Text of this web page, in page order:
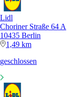
Lidl
Choriner Straße 64 A
10435 Berlin
1,49 km
geschlossen